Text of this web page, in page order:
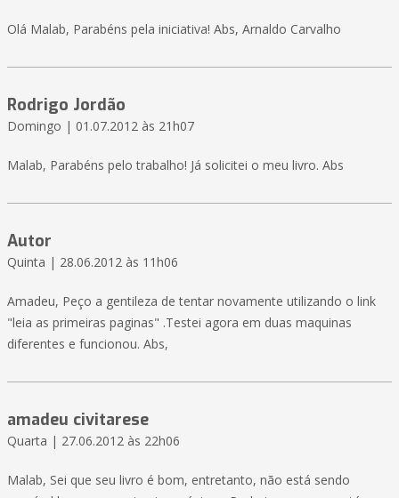
Olá Malab, Parabéns pela iniciativa! Abs, Arnaldo Carvalho
Rodrigo Jordão
Domingo | 01.07.2012 às 21h07
Malab, Parabéns pelo trabalho! Já solicitei o meu livro. Abs
Autor
Quinta | 28.06.2012 às 11h06
Amadeu, Peço a gentileza de tentar novamente utilizando o link
"leia as primeiras paginas" .Testei agora em duas maquinas
diferentes e funcionou. Abs,
amadeu civitarese
Quarta | 27.06.2012 às 22h06
Malab, Sei que seu livro é bom, entretanto, não está sendo